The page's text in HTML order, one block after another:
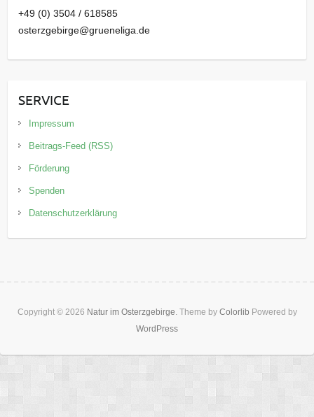
+49 (0) 3504 / 618585
osterzgebirge@grueneliga.de
SERVICE
Impressum
Beitrags-Feed (RSS)
Förderung
Spenden
Datenschutzerklärung
Copyright © 2026 Natur im Osterzgebirge . Theme by Colorlib Powered by
WordPress